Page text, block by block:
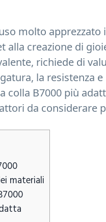
molto
creazione di
richiede di
la resistenza
B7000 più
da considerare
materiali